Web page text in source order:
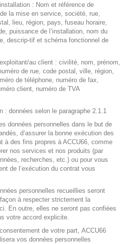
: Nom et référence de
de la mise en service, société, rue,
lieu, région, pays, fuseau horaire,
puissance de l’installation, nom du
descrip-tif et schéma fonctionnel de
au client : civilité, nom, prénom,
de rue, code postal, ville, région,
de téléphone, numéro de fax,
client, numéro de TVA
: données selon le paragraphe 2.1.1
données personnelles dans le but de
d’assurer la bonne exécution des
à des fins propres à ACCU66, comme
nos services et nos produits (par
recherches, etc.) ou pour vous
de l’exécution du contrat vous
personnelles recueillies seront
à respecter strictement la
En outre, elles ne seront pas confiées
votre accord explicite.
de votre part, ACCU66
vos données personnelles